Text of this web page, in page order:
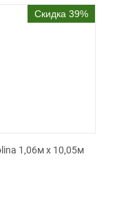
Скидка 39%
1,06м х 10,05м